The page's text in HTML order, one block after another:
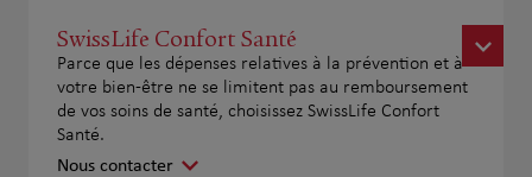
SwissLife Confort Santé
Parce que les dépenses relatives à la prévention et à
votre bien-être ne se limitent pas au remboursement
de vos soins de santé, choisissez SwissLife Confort
Santé.
Nous contacter